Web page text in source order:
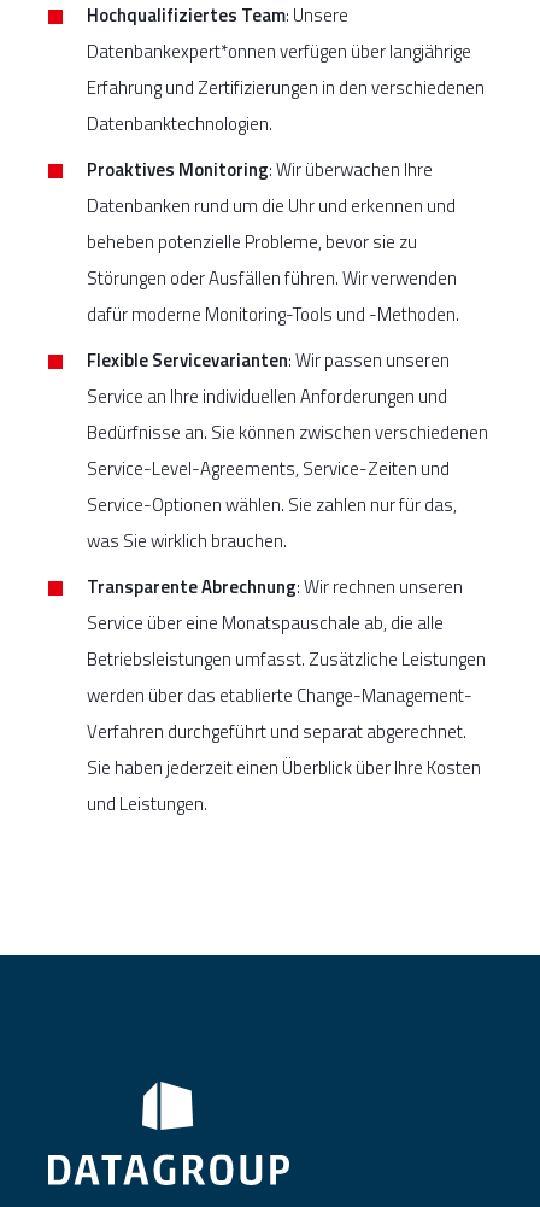
Hochqualifiziertes Team: Unsere
Datenbankexpert*onnen verfügen über langjährige
Erfahrung und Zertifizierungen in den verschiedenen
Datenbanktechnologien.
Proaktives Monitoring: Wir überwachen Ihre
Datenbanken rund um die Uhr und erkennen und
beheben potenzielle Probleme, bevor sie zu
Störungen oder Ausfällen führen. Wir verwenden
dafür moderne Monitoring-Tools und -Methoden.
Flexible Servicevarianten: Wir passen unseren
Service an Ihre individuellen Anforderungen und
Bedürfnisse an. Sie können zwischen verschiedenen
Service-Level-Agreements, Service-Zeiten und
Service-Optionen wählen. Sie zahlen nur für das,
was Sie wirklich brauchen.
Transparente Abrechnung: Wir rechnen unseren
Service über eine Monatspauschale ab, die alle
Betriebsleistungen umfasst. Zusätzliche Leistungen
werden über das etablierte Change-Management-
Verfahren durchgeführt und separat abgerechnet.
Sie haben jederzeit einen Überblick über Ihre Kosten
und Leistungen.